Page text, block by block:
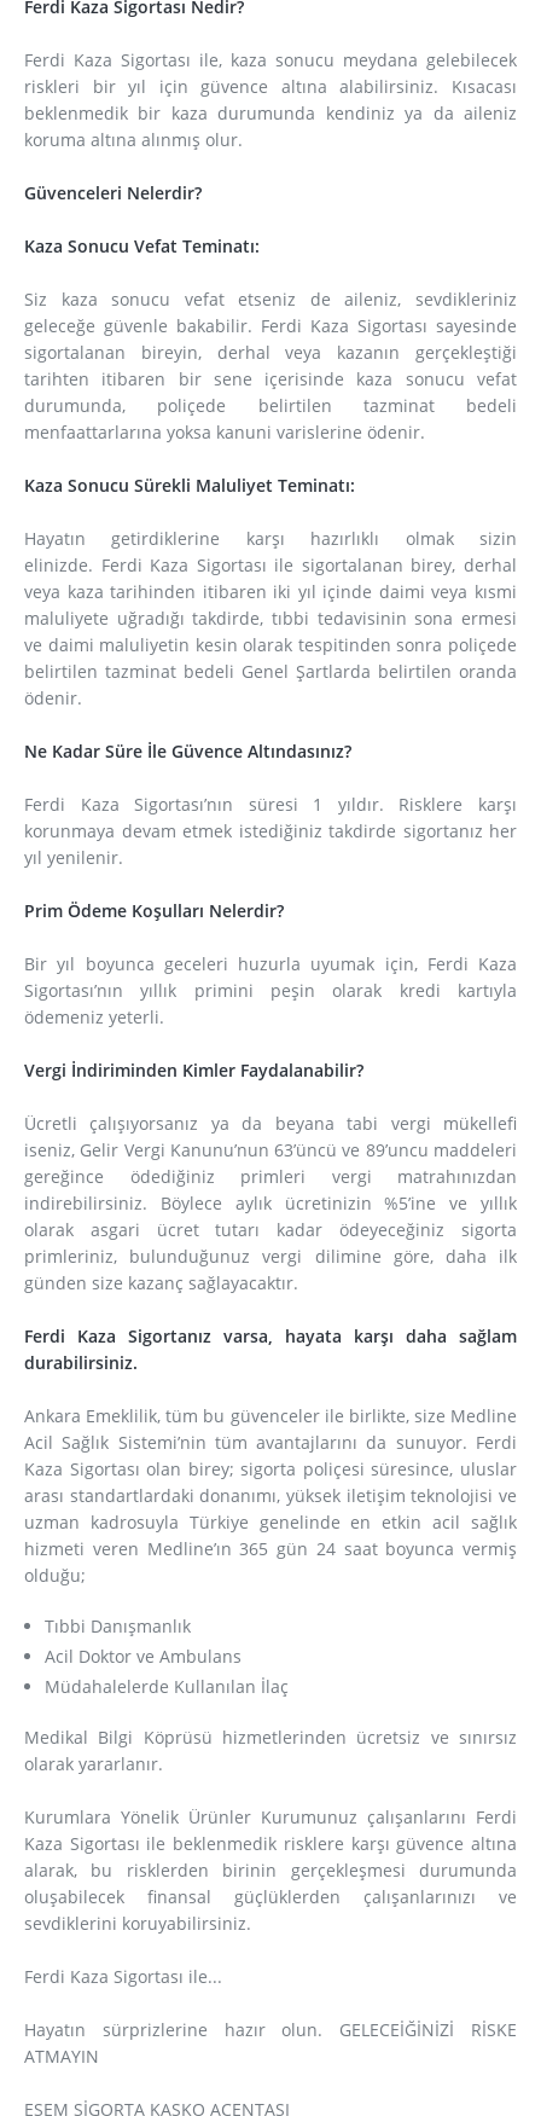
Ferdi Kaza Sigortası Nedir?
Ferdi Kaza Sigortası ile, kaza sonucu meydana gelebilecek
riskleri bir yıl için güvence altına alabilirsiniz. Kısacası
beklenmedik bir kaza durumunda kendiniz ya da aileniz
koruma altına alınmış olur.
Güvenceleri Nelerdir?
Kaza Sonucu Vefat Teminatı:
Siz kaza sonucu vefat etseniz de aileniz, sevdikleriniz
geleceğe güvenle bakabilir. Ferdi Kaza Sigortası sayesinde
sigortalanan bireyin, derhal veya kazanın gerçekleştiği
tarihten itibaren bir sene içerisinde kaza sonucu vefat
durumunda, poliçede belirtilen tazminat bedeli
menfaattarlarına yoksa kanuni varislerine ödenir.
Kaza Sonucu Sürekli Maluliyet Teminatı:
Hayatın getirdiklerine karşı hazırlıklı olmak sizin
elinizde. Ferdi Kaza Sigortası ile sigortalanan birey, derhal
veya kaza tarihinden itibaren iki yıl içinde daimi veya kısmi
maluliyete uğradığı takdirde, tıbbi tedavisinin sona ermesi
ve daimi maluliyetin kesin olarak tespitinden sonra poliçede
belirtilen tazminat bedeli Genel Şartlarda belirtilen oranda
ödenir.
Ne Kadar Süre İle Güvence Altındasınız?
Ferdi Kaza Sigortası’nın süresi 1 yıldır. Risklere karşı
korunmaya devam etmek istediğiniz takdirde sigortanız her
yıl yenilenir.
Prim Ödeme Koşulları Nelerdir?
Bir yıl boyunca geceleri huzurla uyumak için, Ferdi Kaza
Sigortası’nın yıllık primini peşin olarak kredi kartıyla
ödemeniz yeterli.
Vergi İndiriminden Kimler Faydalanabilir?
Ücretli çalışıyorsanız ya da beyana tabi vergi mükellefi
iseniz, Gelir Vergi Kanunu’nun 63’üncü ve 89’uncu maddeleri
gereğince ödediğiniz primleri vergi matrahınızdan
indirebilirsiniz. Böylece aylık ücretinizin %5’ine ve yıllık
olarak asgari ücret tutarı kadar ödeyeceğiniz sigorta
primleriniz, bulunduğunuz vergi dilimine göre, daha ilk
günden size kazanç sağlayacaktır.
Ferdi Kaza Sigortanız varsa, hayata karşı daha sağlam
durabilirsiniz.
Ankara Emeklilik, tüm bu güvenceler ile birlikte, size Medline
Acil Sağlık Sistemi’nin tüm avantajlarını da sunuyor. Ferdi
Kaza Sigortası olan birey; sigorta poliçesi süresince, uluslar
arası standartlardaki donanımı, yüksek iletişim teknolojisi ve
uzman kadrosuyla Türkiye genelinde en etkin acil sağlık
hizmeti veren Medline’ın 365 gün 24 saat boyunca vermiş
olduğu;
Tıbbi Danışmanlık
Acil Doktor ve Ambulans
Müdahalelerde Kullanılan İlaç
Medikal Bilgi Köprüsü hizmetlerinden ücretsiz ve sınırsız
olarak yararlanır.
Kurumlara Yönelik Ürünler Kurumunuz çalışanlarını Ferdi
Kaza Sigortası ile beklenmedik risklere karşı güvence altına
alarak, bu risklerden birinin gerçekleşmesi durumunda
oluşabilecek finansal güçlüklerden çalışanlarınızı ve
sevdiklerini koruyabilirsiniz.
Ferdi Kaza Sigortası ile...
Hayatın sürprizlerine hazır olun. GELECEİĞİNİZİ RİSKE
ATMAYIN
ESEM SİGORTA KASKO ACENTASI